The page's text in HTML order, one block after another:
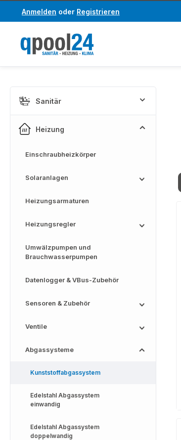
Hauptinhalt springen
Zur Suche springen
Anmelden oder Registrieren
Sanitär
Heizung
Einschraubheizkörper
Solaranlagen
Heizungsarmaturen
Heizungsregler
Umwälzpumpen und
Brauchwasserpumpen
Datenlogger & VBus-Zubehör
Sensoren & Zubehör
Ventile
Abgassysteme
Kunststoffabgassystem
Edelstahl Abgassystem
einwandig
Edelstahl Abgassystem
doppelwandig